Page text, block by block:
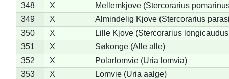
348
X
Mellemkjove (Stercorarius
349
X
Almindelig Kjove (Stercorarius
350
X
Lille Kjove (Stercorarius
351
X
Søkonge (Alle alle)
352
X
Polarlomvie (Uria lomvia)
353
X
Lomvie (Uria aalge)